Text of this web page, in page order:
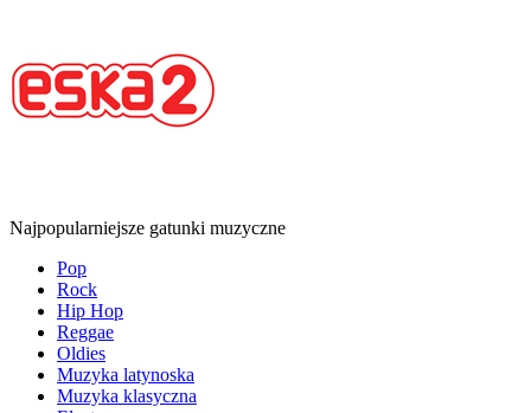
Najpopularniejsze gatunki muzyczne
Pop
Rock
Hip Hop
Reggae
Oldies
Muzyka latynoska
Muzyka klasyczna